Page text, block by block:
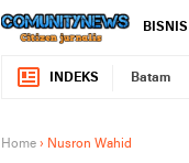
BISNIS
INDEKS Batam
Home › Nusron Wahid